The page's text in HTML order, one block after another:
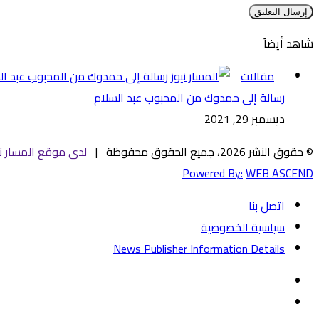
شاهد أيضاً
مقالات
رسالة إلى حمدوك من المحبوب عبد السلام
ديسمبر 29, 2021
© حقوق النشر 2026، جميع الحقوق محفوظة |
لدى موقع المسار
Powered By:WEB ASCEND
اتصل بنا
سياسية الخصوصية
News Publisher Information Details